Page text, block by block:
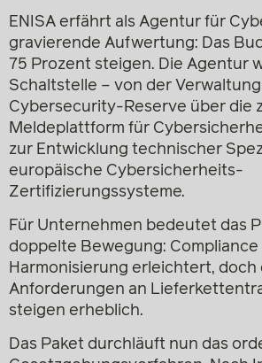
ENISA erfährt als Agentur für
gravierende Aufwertung: Das
75 Prozent steigen. Die Agentur
Schaltstelle – von der
Cybersecurity-Reserve über die
Meldeplattform für
zur Entwicklung technischer
europäische Cybersicherheits-
Zertifizierungssysteme.
Für Unternehmen bedeutet das
doppelte Bewegung:
Harmonisierung erleichtert, doch
Anforderungen an
steigen erheblich.
Das Paket durchläuft nun das